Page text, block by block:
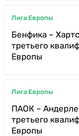
Лига Европы
Бенфика –
третьего
Европы
Лига Европы
ПАОК –
третьего
Европы